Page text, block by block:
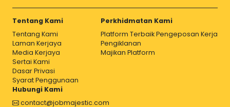
Tentang Kami
Tentang Kami
Laman Kerjaya
Media Kerjaya
Sertai Kami
Dasar Privasi
Syarat Penggunaan
Perkhidmatan Kami
Platform Terbaik Pengeposan Kerja
Pengiklanan
Majikan Platform
Hubungi Kami
contact@jobmajestic.com